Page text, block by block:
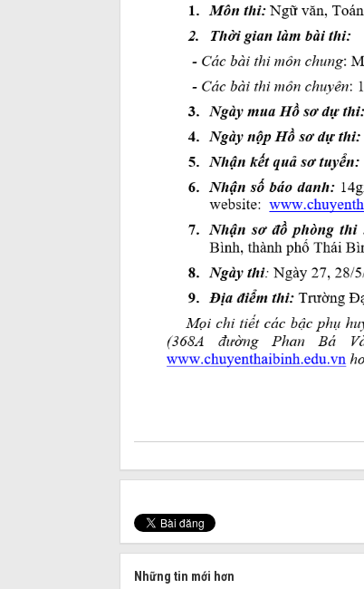
Những tin mới hơn